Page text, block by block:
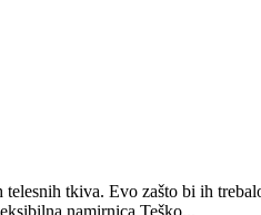
tkiva. Evo zašto bi ih